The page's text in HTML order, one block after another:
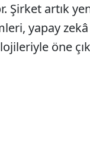
Şirket artık
yapay
öne